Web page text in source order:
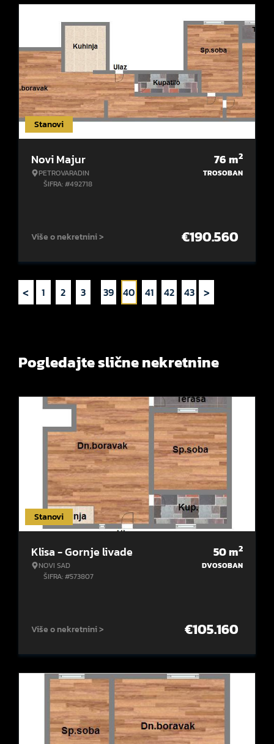
Stanovi
Novi Majur
PETROVARADIN
ŠIFRA: #492718
76m2
TROSOBAN
Više o nekretnini > €190.560
< 1 2 3 39 40 41 42 43 >
Pogledajte slične nekretnine
Stanovi
Klisa - Gornje livade
NOVI SAD
ŠIFRA: #573807
50m2
DVOSOBAN
Više o nekretnini > €105.160